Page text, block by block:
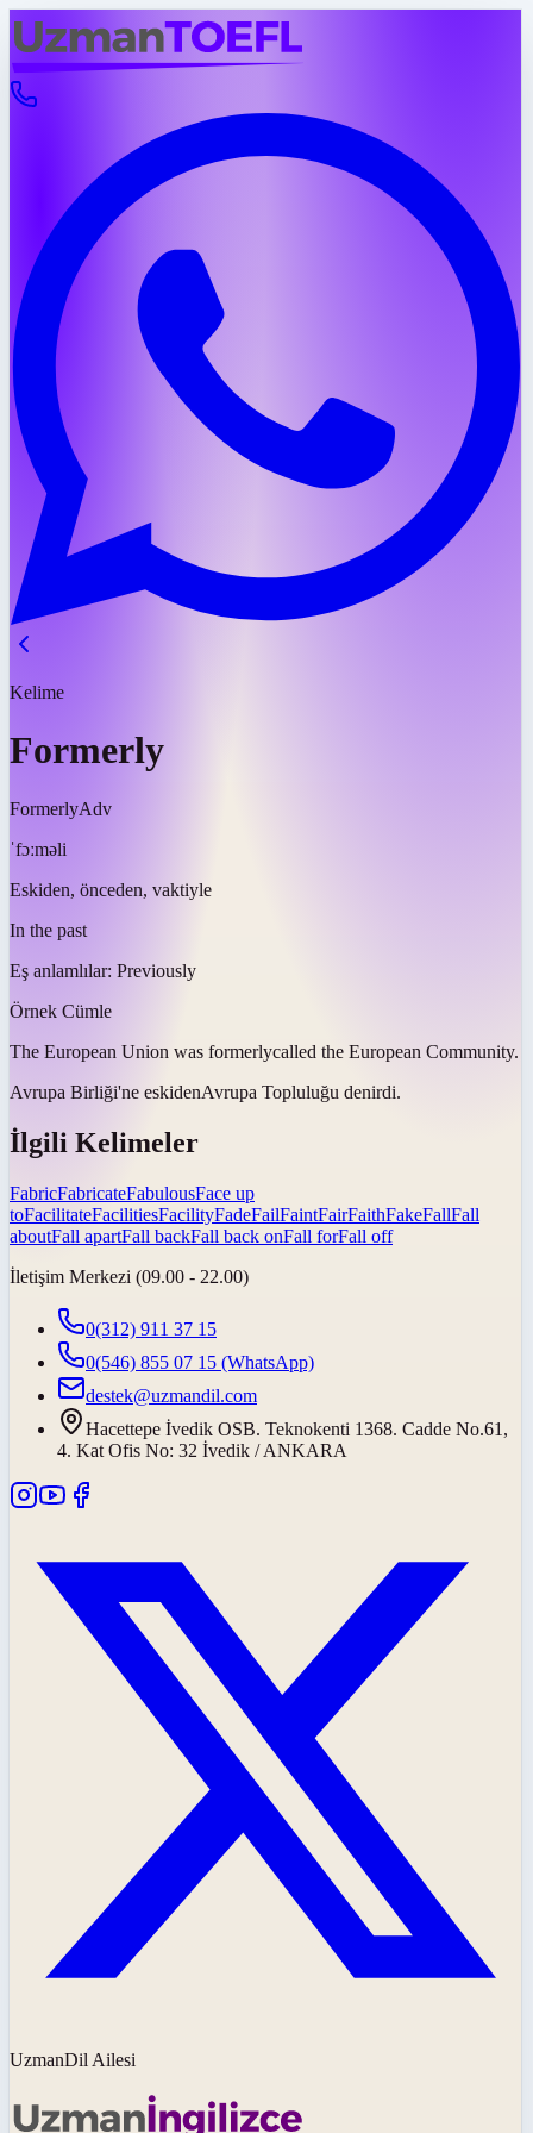
Kelime
Formerly
FormerlyAdv
ˈfɔːməli
Eskiden, önceden, vaktiyle
In the past
Eş anlamlılar: Previously
Örnek Cümle
The European Union was formerlycalled the European Community.
Avrupa Birliği'ne eskidenAvrupa Topluluğu denirdi.
İlgili Kelimeler
FabricFabricateFabulousFace up
toFacilitateFacilitiesFacilityFadeFailFaintFairFaithFakeFallFall
aboutFall apartFall backFall back onFall forFall off
İletişim Merkezi (09.00 - 22.00)
0(312) 911 37 15
0(546) 855 07 15 (WhatsApp)
destek@uzmandil.com
Hacettepe İvedik OSB. Teknokenti 1368. Cadde No.61,
4. Kat Ofis No: 32 İvedik / ANKARA
UzmanDil Ailesi